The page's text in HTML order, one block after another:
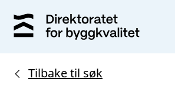
Tilbake til søk